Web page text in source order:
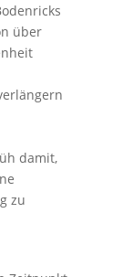
über
damit,
zu